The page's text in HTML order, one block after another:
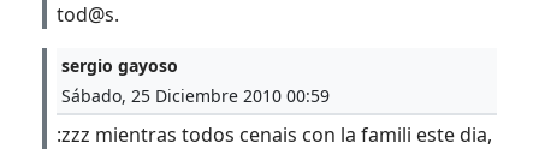
tod@s.
sergio gayoso
Sábado, 25 Diciembre 2010 00:59
:zzz mientras todos cenais con la famili este dia,